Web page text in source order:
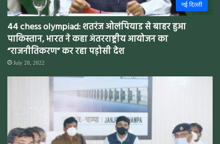
नई दिल्ली
44 chess olympiad: शतरंज ओलंपियाड से बाहर हुआ
पाकिस्तान, भारत ने कहा अंतरराष्ट्रीय आयोजन का
“राजनीतिकरण” कर रहा पड़ोसी देश
July 28, 2022